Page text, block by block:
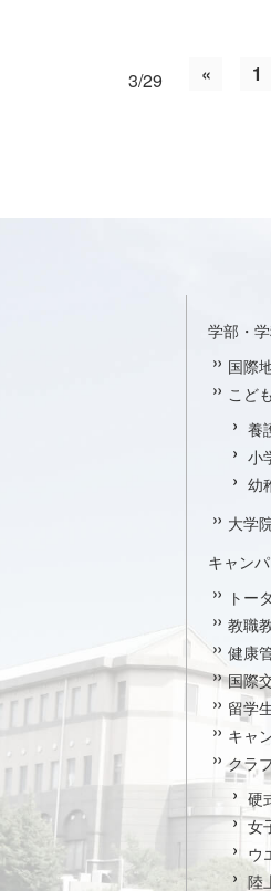
3/29 « 1
学部・
国際
こど
養
小
幼
大学
キャン
トー
教職
健康
国際
留学
キャ
クラ
硬
女
ウ
陸